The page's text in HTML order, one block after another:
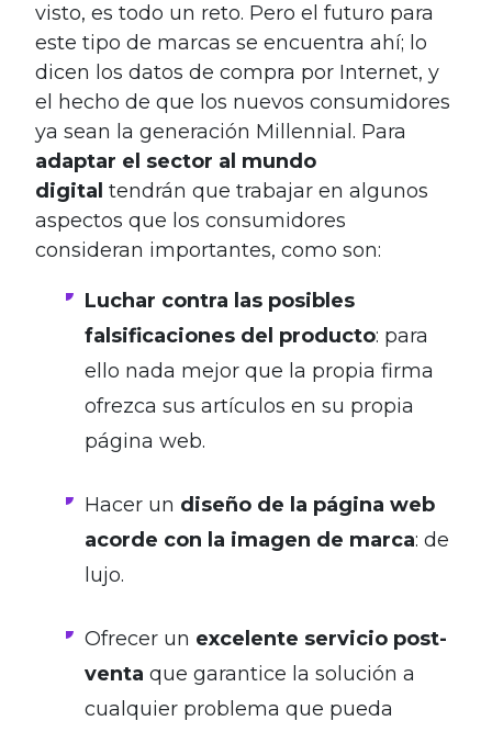
visto, es todo un reto. Pero el futuro para
este tipo de marcas se encuentra ahí; lo
dicen los datos de compra por Internet, y
el hecho de que los nuevos consumidores
ya sean la generación Millennial. Para
adaptar el sector al mundo
digital tendrán que trabajar en algunos
aspectos que los consumidores
consideran importantes, como son:
Luchar contra las posibles
falsificaciones del producto: para
ello nada mejor que la propia firma
ofrezca sus artículos en su propia
página web.
Hacer un diseño de la página web
acorde con la imagen de marca: de
lujo.
Ofrecer un excelente servicio post-
venta que garantice la solución a
cualquier problema que pueda